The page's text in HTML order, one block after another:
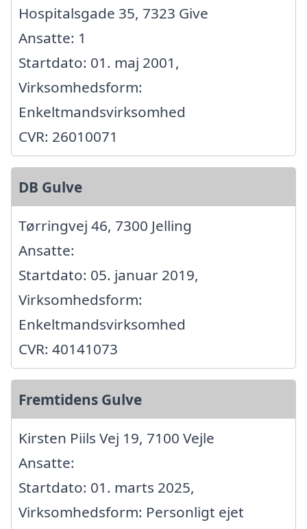
Hospitalsgade 35, 7323 Give
Ansatte: 1
Startdato: 01. maj 2001,
Virksomhedsform:
Enkeltmandsvirksomhed
CVR: 26010071
DB Gulve
Tørringvej 46, 7300 Jelling
Ansatte:
Startdato: 05. januar 2019,
Virksomhedsform:
Enkeltmandsvirksomhed
CVR: 40141073
Fremtidens Gulve
Kirsten Piils Vej 19, 7100 Vejle
Ansatte:
Startdato: 01. marts 2025,
Virksomhedsform: Personligt ejet